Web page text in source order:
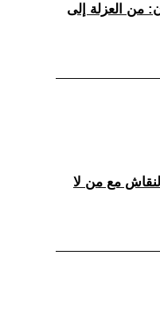
من العزلة إلى
مع من لا